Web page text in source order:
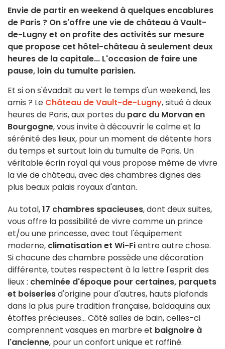
Envie de partir en weekend à quelques encablures
de Paris ? On s'offre une vie de château à Vault-
de-Lugny et on profite des activités sur mesure
que propose cet hôtel-château à seulement deux
heures de la capitale... L'occasion de faire une
pause, loin du tumulte parisien.
Et si on s'évadait au vert le temps d'un weekend, les
amis ? Le Château de Vault-de-Lugny, situé à deux
heures de Paris, aux portes du parc du Morvan en
Bourgogne, vous invite à découvrir le calme et la
sérénité des lieux, pour un moment de détente hors
du temps et surtout loin du tumulte de Paris. Un
véritable écrin royal qui vous propose même de vivre
la vie de château, avec des chambres dignes des
plus beaux palais royaux d'antan.
Au total,17 chambres spacieuses, dont deux suites,
vous offre la possibilité de vivre comme un prince
et/ou une princesse, avec tout l'équipement
moderne, climatisation et Wi-Fientre autre chose.
Si chacune des chambre possède une décoration
différente, toutes respectent à la lettre l'esprit des
lieux : cheminée d'époque pour certaines, parquets
et boiseriesd'origine pour d'autres, hauts plafonds
dans la plus pure tradition française, baldaquins aux
étoffes précieuses... Côté salles de bain, celles-ci
comprennent vasques en marbre et baignoire à
l'ancienne, pour un confort unique et raffiné.